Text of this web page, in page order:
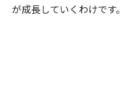
が成長していくわけです。